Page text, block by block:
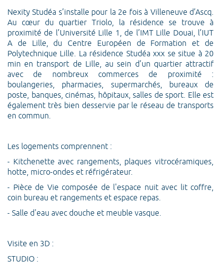
Nexity Studéa s’installe pour la 2e fois à Villeneuve d’Ascq.
Au cœur du quartier Triolo, la résidence se trouve à
proximité de l’Université Lille 1, de l’IMT Lille Douai, l’IUT
A de Lille, du Centre Européen de Formation et de
Polytechnique Lille. La résidence Studéa xxx se situe à 20
min en transport de Lille, au sein d’un quartier attractif
avec de nombreux commerces de proximité :
boulangeries, pharmacies, supermarchés, bureaux de
poste, banques, cinémas, hôpitaux, salles de sport. Elle est
également très bien desservie par le réseau de transports
en commun.
Les logements comprennent :
- Kitchenette avec rangements, plaques vitrocéramiques,
hotte, micro-ondes et réfrigérateur.
- Pièce de Vie composée de l'espace nuit avec lit coffre,
coin bureau et rangements et espace repas.
- Salle d'eau avec douche et meuble vasque.
Visite en 3D :
STUDIO :